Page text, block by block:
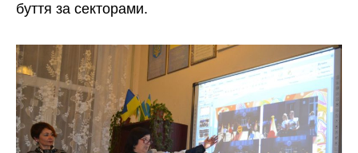
буття за секторами.